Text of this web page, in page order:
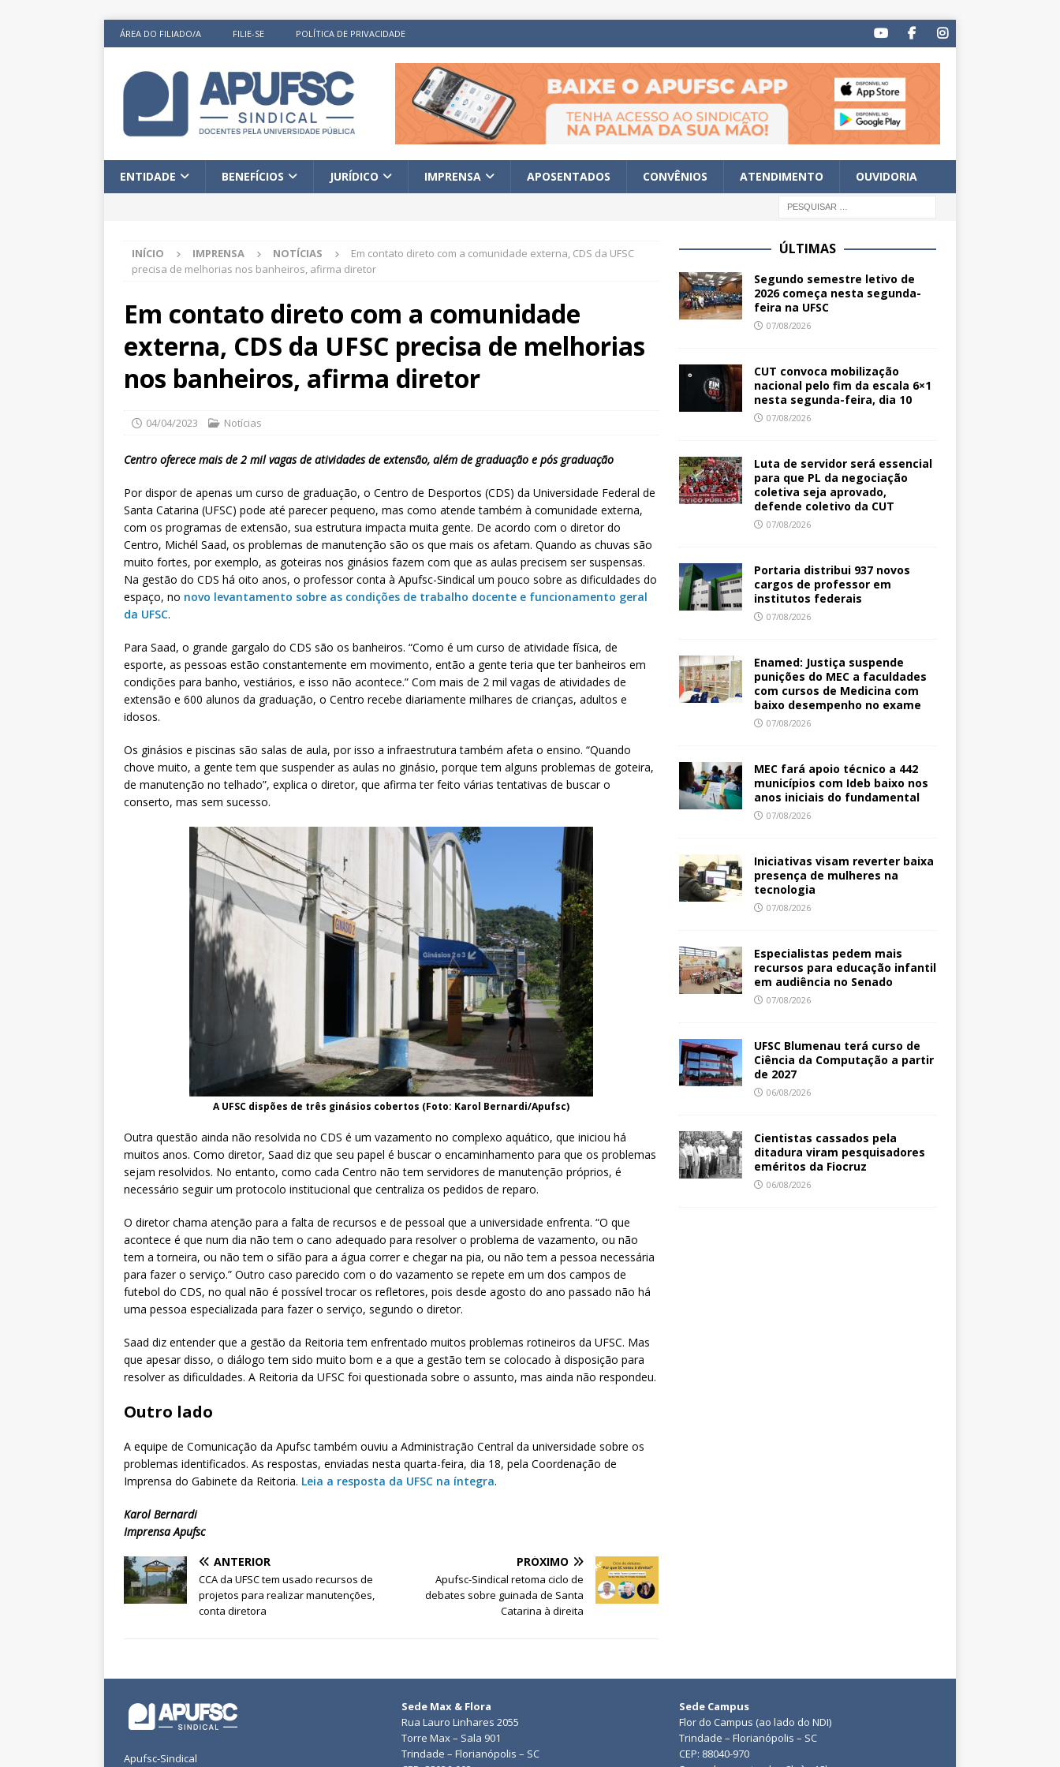
ÁREA DO FILIADO/A FILIE-SE POLÍTICA DE PRIVACIDADE
ENTIDADE BENEFÍCIOS JURÍDICO IMPRENSA APOSENTADOS CONVÊNIOS ATENDIMENTO OUVIDORIA
INÍCIO IMPRENSA NOTÍCIAS
Em contato direto com a comunidade externa, CDS da UFSC
precisa de melhorias nos banheiros, afirma diretor
Em contato direto com a comunidade
externa, CDS da UFSC precisa de melhorias
nos banheiros, afirma diretor
04/04/2023 Notícias
Centro oferece mais de 2 mil vagas de atividades de extensão, além de graduação e pós graduação
Por dispor de apenas um curso de graduação, o Centro de Desportos (CDS) da Universidade Federal de
Santa Catarina (UFSC) pode até parecer pequeno, mas como atende também à comunidade externa,
com os programas de extensão, sua estrutura impacta muita gente. De acordo com o diretor do
Centro, Michél Saad, os problemas de manutenção são os que mais os afetam. Quando as chuvas são
muito fortes, por exemplo, as goteiras nos ginásios fazem com que as aulas precisem ser suspensas.
Na gestão do CDS há oito anos, o professor conta à Apufsc-Sindical um pouco sobre as dificuldades do
espaço, no novo levantamento sobre as condições de trabalho docente e funcionamento geral
da UFSC.
Para Saad, o grande gargalo do CDS são os banheiros. “Como é um curso de atividade física, de
esporte, as pessoas estão constantemente em movimento, então a gente teria que ter banheiros em
condições para banho, vestiários, e isso não acontece.” Com mais de 2 mil vagas de atividades de
extensão e 600 alunos da graduação, o Centro recebe diariamente milhares de crianças, adultos e
idosos.
Os ginásios e piscinas são salas de aula, por isso a infraestrutura também afeta o ensino. “Quando
chove muito, a gente tem que suspender as aulas no ginásio, porque tem alguns problemas de goteira,
de manutenção no telhado”, explica o diretor, que afirma ter feito várias tentativas de buscar o
conserto, mas sem sucesso.
A UFSC dispões de três ginásios cobertos (Foto: Karol Bernardi/Apufsc)
Outra questão ainda não resolvida no CDS é um vazamento no complexo aquático, que iniciou há
muitos anos. Como diretor, Saad diz que seu papel é buscar o encaminhamento para que os problemas
sejam resolvidos. No entanto, como cada Centro não tem servidores de manutenção próprios, é
necessário seguir um protocolo institucional que centraliza os pedidos de reparo.
O diretor chama atenção para a falta de recursos e de pessoal que a universidade enfrenta. “O que
acontece é que num dia não tem o cano adequado para resolver o problema de vazamento, ou não
tem a torneira, ou não tem o sifão para a água correr e chegar na pia, ou não tem a pessoa necessária
para fazer o serviço.” Outro caso parecido com o do vazamento se repete em um dos campos de
futebol do CDS, no qual não é possível trocar os refletores, pois desde agosto do ano passado não há
uma pessoa especializada para fazer o serviço, segundo o diretor.
Saad diz entender que a gestão da Reitoria tem enfrentado muitos problemas rotineiros da UFSC. Mas
que apesar disso, o diálogo tem sido muito bom e a que a gestão tem se colocado à disposição para
resolver as dificuldades. A Reitoria da UFSC foi questionada sobre o assunto, mas ainda não respondeu.
Outro lado
A equipe de Comunicação da Apufsc também ouviu a Administração Central da universidade sobre os
problemas identificados. As respostas, enviadas nesta quarta-feira, dia 18, pela Coordenação de
Imprensa do Gabinete da Reitoria. Leia a resposta da UFSC na íntegra.
Karol Bernardi
Imprensa Apufsc
ANTERIOR
CCA da UFSC tem usado recursos de
projetos para realizar manutenções,
conta diretora
PRÓXIMO
Apufsc-Sindical retoma ciclo de
debates sobre guinada de Santa
Catarina à direita
ÚLTIMAS
Segundo semestre letivo de
2026 começa nesta segunda-
feira na UFSC
07/08/2026
CUT convoca mobilização
nacional pelo fim da escala 6×1
nesta segunda-feira, dia 10
07/08/2026
Luta de servidor será essencial
para que PL da negociação
coletiva seja aprovado,
defende coletivo da CUT
07/08/2026
Portaria distribui 937 novos
cargos de professor em
institutos federais
07/08/2026
Enamed: Justiça suspende
punições do MEC a faculdades
com cursos de Medicina com
baixo desempenho no exame
07/08/2026
MEC fará apoio técnico a 442
municípios com Ideb baixo nos
anos iniciais do fundamental
07/08/2026
Iniciativas visam reverter baixa
presença de mulheres na
tecnologia
07/08/2026
Especialistas pedem mais
recursos para educação infantil
em audiência no Senado
07/08/2026
UFSC Blumenau terá curso de
Ciência da Computação a partir
de 2027
06/08/2026
Cientistas cassados pela
ditadura viram pesquisadores
eméritos da Fiocruz
06/08/2026
Apufsc-Sindical
Sede Max & Flora
Rua Lauro Linhares 2055
Torre Max – Sala 901
Trindade – Florianópolis – SC
Sede Campus
Flor do Campus (ao lado do NDI)
Trindade – Florianópolis – SC
CEP: 88040-970